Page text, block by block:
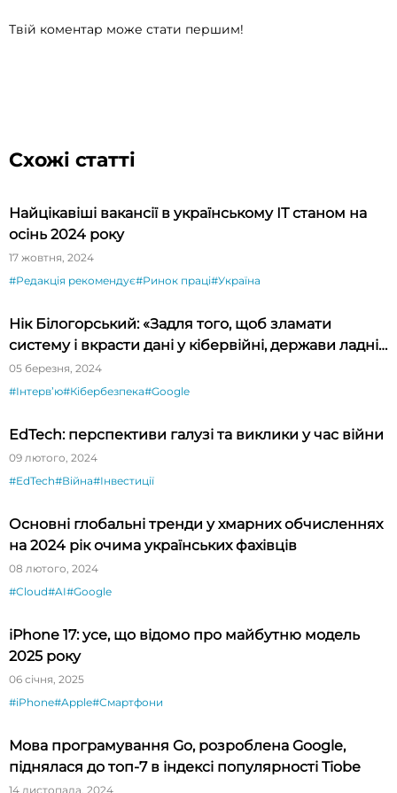
Твій коментар може стати першим!
Схожі статті
Найцікавіші вакансії в українському ІТ станом на
осінь 2024 року
17 жовтня, 2024
#Редакція рекомендує#Ринок праці#Україна
Нік Білогорський: «Задля того, щоб зламати
систему і вкрасти дані у кібервійні, держави ладні
платити за zero-day exploit мільйони доларів»
05 березня, 2024
#Інтервʼю#Кібербезпека#Google
EdTech: перспективи галузі та виклики у час війни
09 лютого, 2024
#EdTech#Війна#Інвестиції
Основні глобальні тренди у хмарних обчисленнях
на 2024 рік очима українських фахівців
08 лютого, 2024
#Cloud#AI#Google
iPhone 17: усе, що відомо про майбутню модель
2025 року
06 січня, 2025
#iPhone#Apple#Смартфони
Мова програмування Go, розроблена Google,
піднялася до топ-7 в індексі популярності Tiobe
14 листопада, 2024